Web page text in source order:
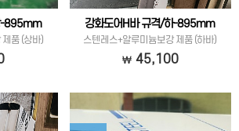
-895mm
품 (상바)
강화도어H바 규격/하-895mm
스텐레스+알루미늄보강 제품 (하바)
45,100